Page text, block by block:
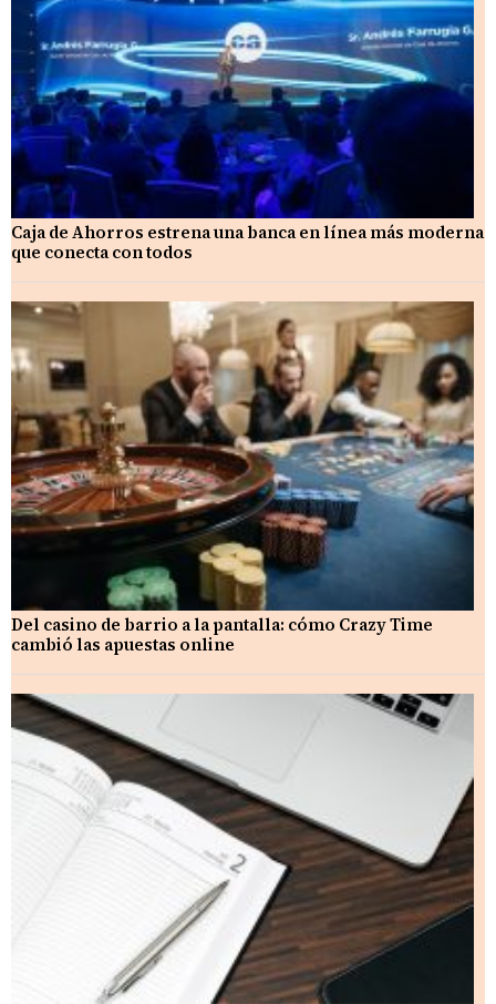
Caja de Ahorros estrena una banca en línea más moderna
que conecta con todos
Del casino de barrio a la pantalla: cómo Crazy Time
cambió las apuestas online